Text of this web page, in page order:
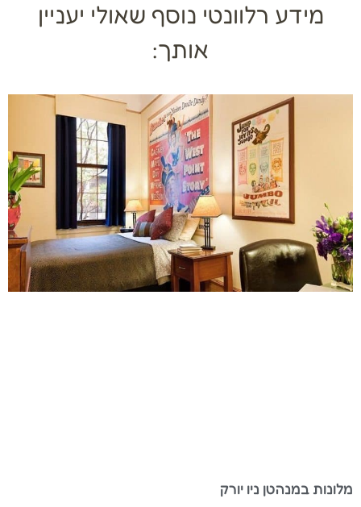
מידע רלוונטי נוסף שאולי יעניין
אותך:
מלונות במנהטן ניו יורק